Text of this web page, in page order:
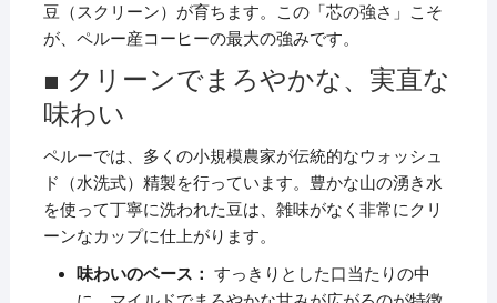
豆（スクリーン）が育ちます。この「芯の強さ」こそ
が、ペルー産コーヒーの最大の強みです。
■ クリーンでまろやかな、実直な
味わい
ペルーでは、多くの小規模農家が伝統的なウォッシュ
ド（水洗式）精製を行っています。豊かな山の湧き水
を使って丁寧に洗われた豆は、雑味がなく非常にクリ
ーンなカップに仕上がります。
味わいのベース： すっきりとした口当たりの中